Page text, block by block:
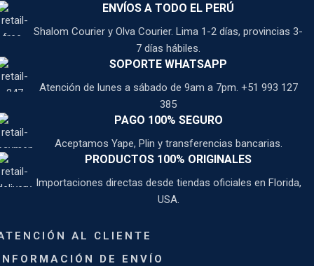
ENVÍOS A TODO EL PERÚ
Shalom Courier y Olva Courier. Lima 1-2 días, provincias 3-
7 días hábiles.
SOPORTE WHATSAPP
Atención de lunes a sábado de 9am a 7pm. +51 993 127
385
PAGO 100% SEGURO
Aceptamos Yape, Plin y transferencias bancarias.
PRODUCTOS 100% ORIGINALES
Importaciones directas desde tiendas oficiales en Florida,
USA.
AL CLIENTE
DE ENVÍO